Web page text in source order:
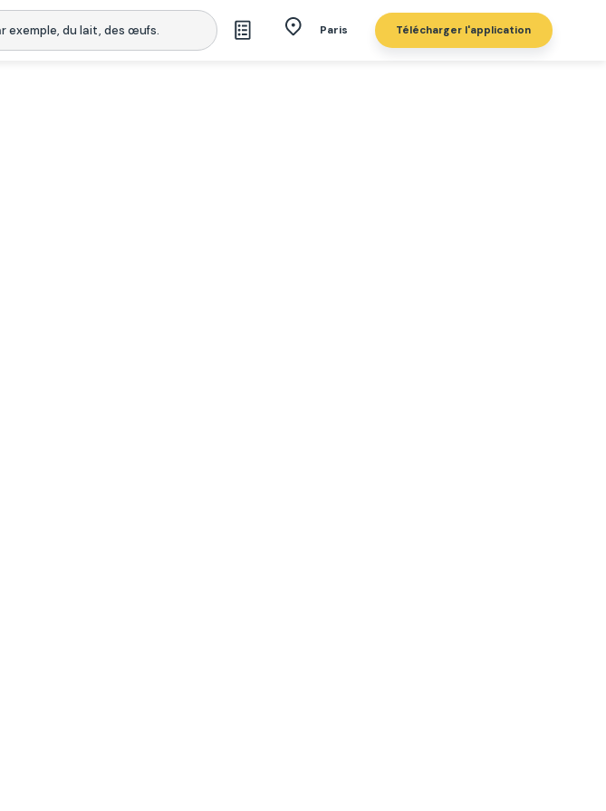
Paris Télécharger l'application